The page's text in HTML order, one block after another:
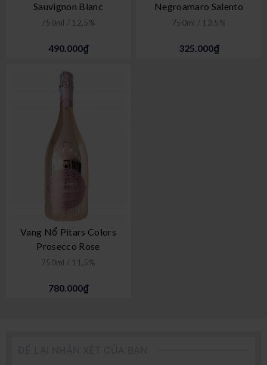
Sauvignon Blanc
750ml / 12,5%
490.000₫
Negroamaro Salento
750ml / 13,5%
325.000₫
Vang Nổ Pitars Colors
Prosecco Rose
750ml / 11,5%
780.000₫